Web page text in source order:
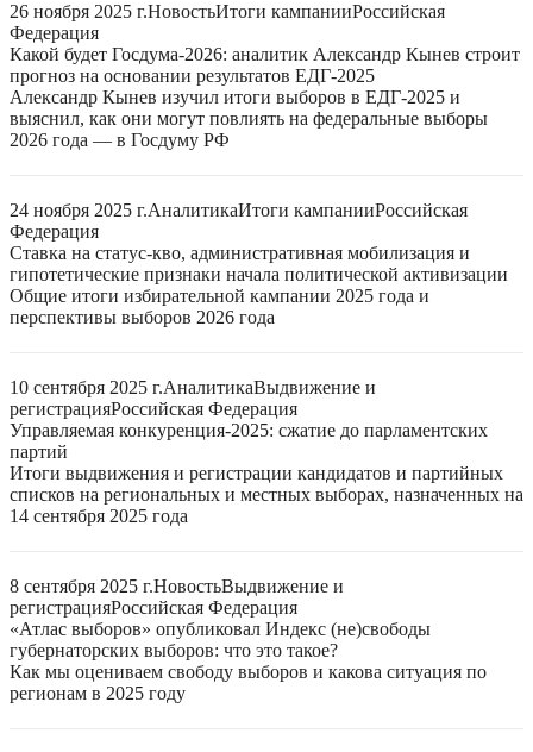
26 ноября 2025 г.НовостьИтоги кампанииРоссийская
Федерация
Какой будет Госдума-2026: аналитик Александр Кынев строит
прогноз на основании результатов ЕДГ-2025
Александр Кынев изучил итоги выборов в ЕДГ-2025 и
выяснил, как они могут повлиять на федеральные выборы
2026 года — в Госдуму РФ
24 ноября 2025 г.АналитикаИтоги кампанииРоссийская
Федерация
Ставка на статус-кво, административная мобилизация и
гипотетические признаки начала политической активизации
Общие итоги избирательной кампании 2025 года и
перспективы выборов 2026 года
10 сентября 2025 г.АналитикаВыдвижение и
регистрацияРоссийская Федерация
Управляемая конкуренция-2025: сжатие до парламентских
партий
Итоги выдвижения и регистрации кандидатов и партийных
списков на региональных и местных выборах, назначенных на
14 сентября 2025 года
8 сентября 2025 г.НовостьВыдвижение и
регистрацияРоссийская Федерация
«Атлас выборов» опубликовал Индекс (не)свободы
губернаторских выборов: что это такое?
Как мы оцениваем свободу выборов и какова ситуация по
регионам в 2025 году